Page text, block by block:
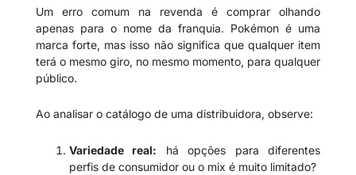
Um erro comum na revenda é comprar olhando
apenas para o nome da franquia. Pokémon é uma
marca forte, mas isso não significa que qualquer item
terá o mesmo giro, no mesmo momento, para qualquer
público.
Ao analisar o catálogo de uma distribuidora, observe:
Variedade real: há opções para diferentes
perfis de consumidor ou o mix é muito limitado?